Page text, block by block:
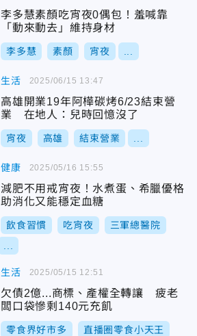
李多慧素顏吃宵夜0偶包！羞喊靠
「動來動去」維持身材
李多慧 素顏 宵夜
生活
高雄開業19年阿樺碳烤6/23結束營
業 在地人：兒時回憶沒了
宵夜 高雄 結束營業
2025/06/15 13:47
健康
減肥不用戒宵夜！水煮蛋、希臘優格
助消化又能穩定血糖
飲食習慣 吃宵夜 三軍總醫院
2025/05/16 15:55
生活
欠債2億...商標、產權全轉讓 疲老
闆口袋慘剩140元充飢
零食界好市多 直播圈零食小天王
2025/05/15 12:51